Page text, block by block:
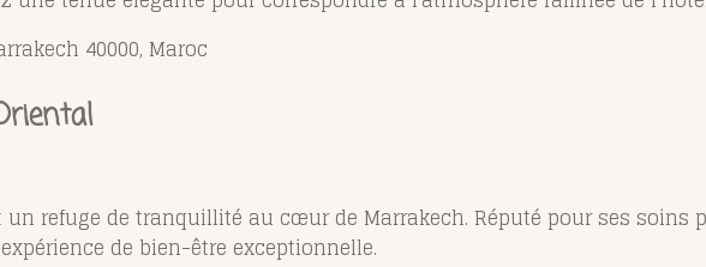
40000, Maroc
un refuge de tranquillité au cœur de Marrakech. Réputé pour ses soins
de bien-être exceptionnelle.